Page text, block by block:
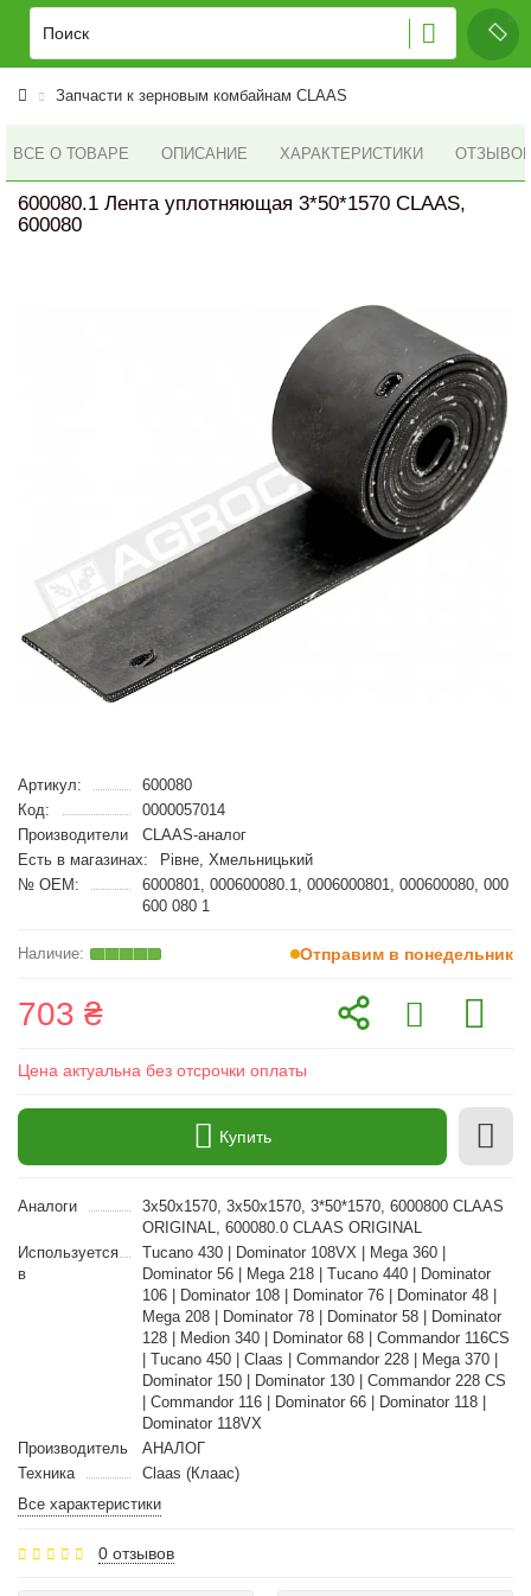
Запчасти к зерновым комбайнам CLAAS
ВСЕ О ТОВАРЕ ОПИСАНИЕ ХАРАКТЕРИСТИКИ ОТЗЫВОВ
600080.1 Лента уплотняющая 3*50*1570 CLAAS,
600080
Артикул:
600080
Код:
0000057014
Производители
CLAAS-аналог
Есть в магазинах:
Рівне, Хмельницький
№ OEM:
6000801, 000600080.1, 0006000801, 000600080, 000
600 080 1
Отправим в понедельник
703 ₴
Цена актуальна без отсрочки оплаты
Купить
Аналоги
3x50x1570, 3х50х1570, 3*50*1570, 6000800 CLAAS
ORIGINAL, 600080.0 CLAAS ORIGINAL
Используется
в
Tucano 430 | Dominator 108VX | Mega 360 |
Dominator 56 | Mega 218 | Tucano 440 | Dominator
106 | Dominator 108 | Dominator 76 | Dominator 48 |
Mega 208 | Dominator 78 | Dominator 58 | Dominator
128 | Medion 340 | Dominator 68 | Commandor 116CS
| Tucano 450 | Claas | Commandor 228 | Mega 370 |
Dominator 150 | Dominator 130 | Commandor 228 CS
| Commandor 116 | Dominator 66 | Dominator 118 |
Dominator 118VX
Производитель
АНАЛОГ
Техника
Claas (Клаас)
Все характеристики
0 отзывов